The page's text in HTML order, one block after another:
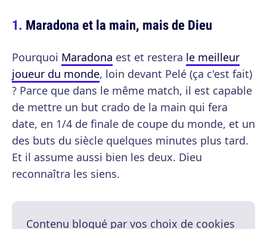
Maradona et la main, mais de Dieu
Pourquoi Maradona est et restera le meilleur
joueur du monde, loin devant Pelé (ça c'est fait)
? Parce que dans le même match, il est capable
de mettre un but crado de la main qui fera
date, en 1/4 de finale de coupe du monde, et un
des buts du siècle quelques minutes plus tard.
Et il assume aussi bien les deux. Dieu
reconnaîtra les siens.
Contenu bloqué par vos choix de cookies